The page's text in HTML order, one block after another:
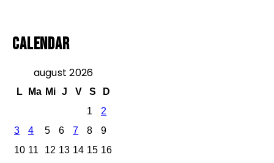
Calendar
august 2026
L Ma Mi J V S
D
1
2
3
4 5 6 7 8
9
10 11 12 13 14 15 16